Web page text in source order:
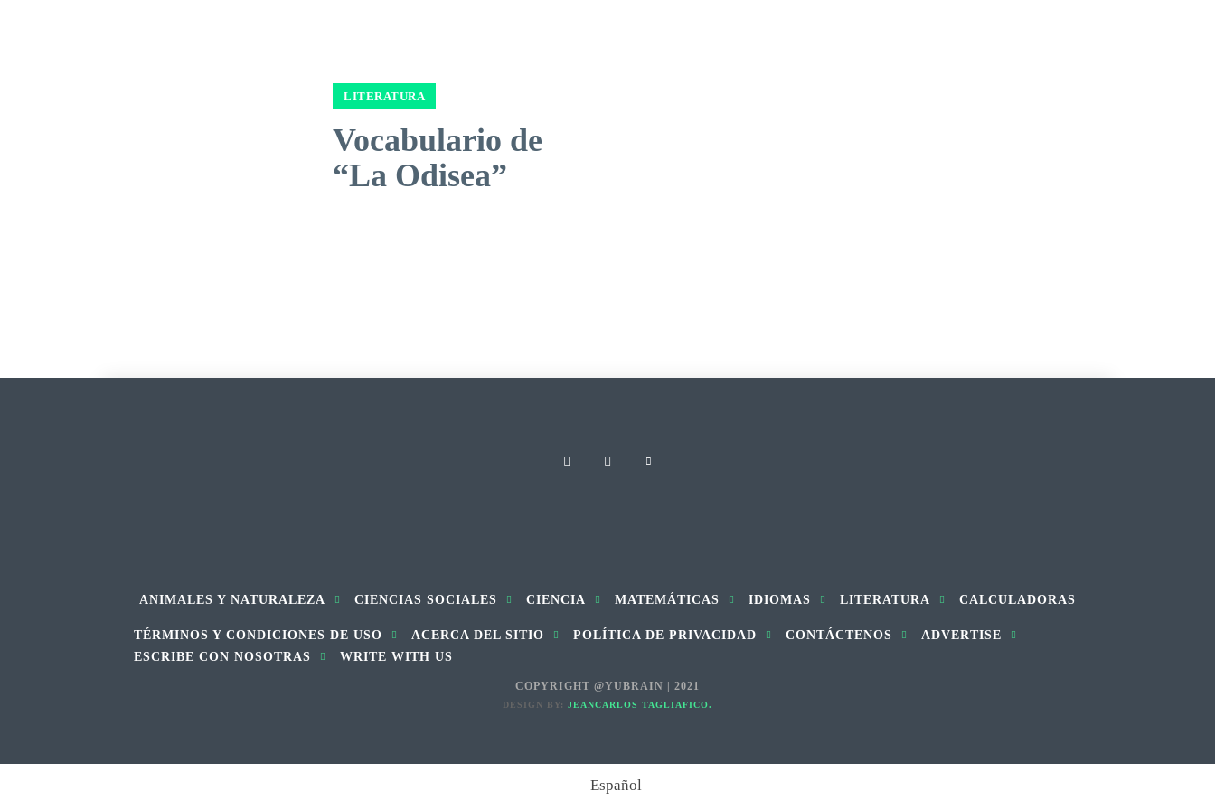
LITERATURA
Vocabulario de
“La Odisea”
ANIMALES Y NATURALEZA CIENCIAS SOCIALES CIENCIA MATEMÁTICAS IDIOMAS LITERATURA CALCULADORAS
TÉRMINOS Y CONDICIONES DE USO ACERCA DEL SITIO POLÍTICA DE PRIVACIDAD CONTÁCTENOS
ADVERTISE
ESCRIBE CON NOSOTRAS
WRITE WITH US
COPYRIGHT @YUBRAIN | 2021
DESIGN BY: JEANCARLOS TAGLIAFICO.
Español